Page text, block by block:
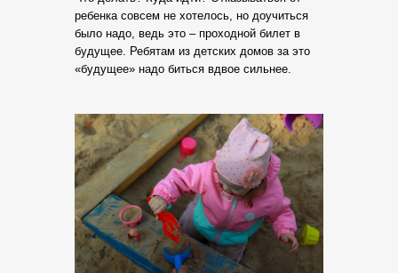
ребенка совсем не хотелось, но доучиться
было надо, ведь это – проходной билет в
будущее. Ребятам из детских домов за это
«будущее» надо биться вдвое сильнее.